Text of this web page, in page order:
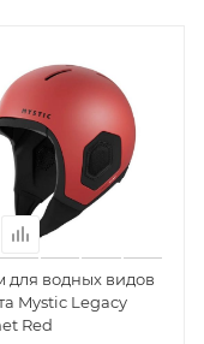
для водных видов
Mystic Legacy
Red